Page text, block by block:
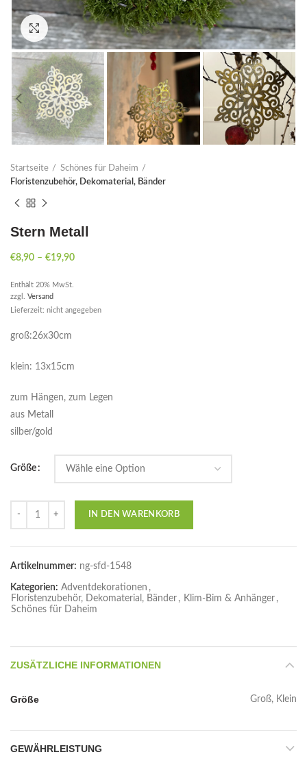
Click to enlarge
Startseite
Schönes für Daheim
Floristenzubehör, Dekomaterial, Bänder
Stern Metall
€8,90 – €19,90
Enthält 20% MwSt.
zzgl. Versand
Lieferzeit: nicht angegeben
groß:26x30cm
klein: 13x15cm
zum Hängen, zum Legen
aus Metall
silber/gold
Größe
IN DEN WARENKORB
Artikelnummer: ng-sfd-1548
Kategorien: Adventdekorationen ,
Floristenzubehör, Dekomaterial, Bänder , Klim-Bim & Anhänger ,
Schönes für Daheim
ZUSÄTZLICHE INFORMATIONEN
Größe Groß, Klein
GEWÄHRLEISTUNG